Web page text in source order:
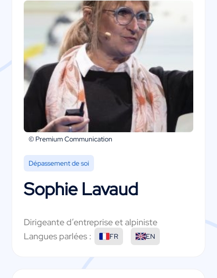
© Premium Communication
Dépassement de soi
Sophie Lavaud
Dirigeante d’entreprise et alpiniste
Langues parlées :
FR EN